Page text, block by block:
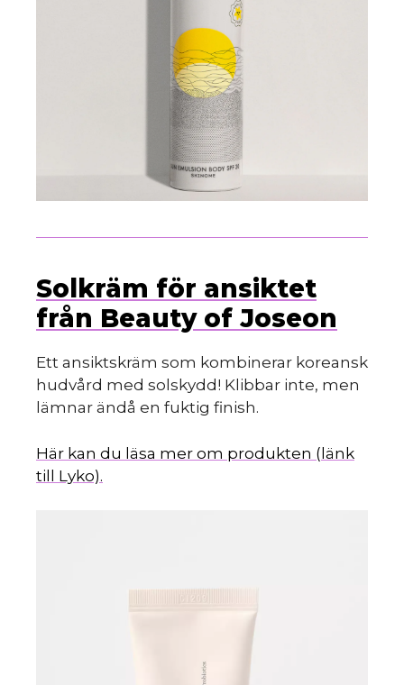
Solkräm för ansiktet
från Beauty of Joseon
Ett ansiktskräm som kombinerar koreansk
hudvård med solskydd! Klibbar inte, men
lämnar ändå en fuktig finish.
Här kan du läsa mer om produkten (länk
till Lyko).